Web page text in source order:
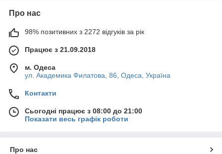
Про нас
98% позитивних з 2272 відгуків за рік
Працює з 21.09.2018
м. Одеса
ул. Академика Филатова, 86, Одеса, Україна
Контакти
Сьогодні працює з 08:00 до 21:00
Показати весь графік роботи
Про нас